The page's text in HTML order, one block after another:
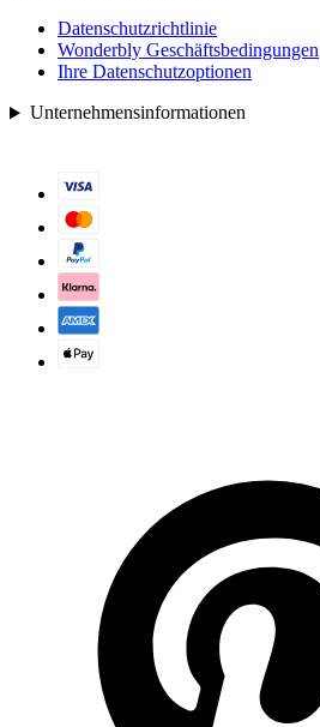
Datenschutzrichtlinie
Wonderbly Geschäftsbedingungen
Ihre Datenschutzoptionen
Unternehmensinformationen